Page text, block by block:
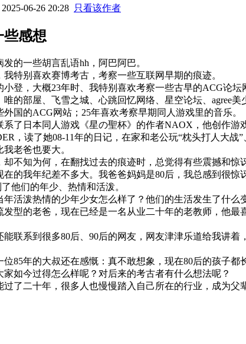
06-26 20:28 只看该作者
些感想
的一些胡言乱语hh，阿巴阿巴。
特别喜欢赛博考古，考察一些互联网早期的痕迹。
小登，大概23年时、我特别喜欢考察一些古早的ACG论
唯的部屋、飞雪之城、心跳回忆网络、星空论坛、agree
国的ACG网站；25年喜欢考察早期同人游戏里的音乐。
系了日本同人游戏《星の聖杯》的作者NAOX，他创作
，读了她08-11年的日记，在家和老公玩“枕头打人大
老爸也要大。
不知为何，在翻找过去的痕迹时，总觉得有些震撼和惊
在的我年纪差不多大。我爸爸妈妈是80后，我总感到很
他们的年少、热情和活泼。
年活泼热情的少年少女怎么样了？他们的生活发生了什么
发型的老爸，现在已经是一名从业二十年的老教师，他
能联系到很多80后、90后的网友，网友津津乐道给我讲
85年的大叔还在感慨：真不敢想象，现在80后的孩子都
家如今过得怎么样呢？对后来的考古者有什么想法呢？
了二十年，很多人也慢慢踏入自己所在的行业，成为